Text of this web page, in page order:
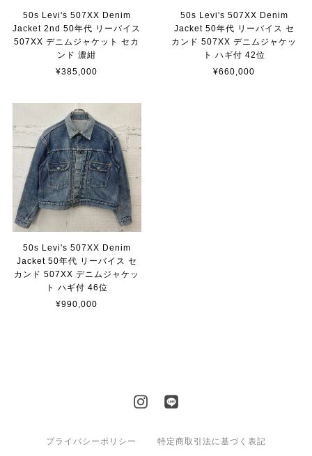
50s Levi's 507XX Denim
Jacket 2nd 50年代 リーバイス
507XX デニムジャケット セカ
ンド 濃紺
¥385,000
50s Levi's 507XX Denim
Jacket 50年代 リーバイス セ
カンド 507XX デニムジャケッ
ト ハギ付 42位
¥660,000
50s Levi's 507XX Denim
Jacket 50年代 リーバイス セ
カンド 507XX デニムジャケッ
ト ハギ付 46位
¥990,000
プライバシーポリシー 特定商取引法に基づく表記